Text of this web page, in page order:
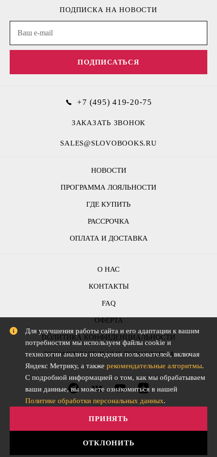
НОВОСТИ
ПРОГРАММА ЛОЯЛЬНОСТИ
ГДЕ КУПИТЬ
РАССРОЧКА
ОПЛАТА И ДОСТАВКА
ПОДПИСКА НА НОВОСТИ
ПОДПИСАТЬСЯ
О НАС
КОНТАКТЫ
FAQ
ОФЕРТА
ПОЛИТИКА КОНФИДЕНЦИАЛЬНОСТИ
РЕКОМЕНДАТЕЛЬНЫЕ ТЕХНОЛОГИИ
+7 (495) 419-20-75
ЗАКАЗАТЬ ЗВОНОК
SALES@SLOVOBOOKS.RU
АО "СЛОВО" © Все права защищены. 2015-2026
Для улучшения работы сайта и его адаптации к вашим
потребностям мы используем файлы cookie и
технологии анализа поведения пользователей, включая
Яндекс Метрику, а также рекомендательные алгоритмы.
С подробной информацией о том, как мы обрабатываем
ваши данные, вы можете ознакомиться в нашей
Политике обработки персональных данных.
ОТКЛОНИТЬ
ПРИНЯТЬ